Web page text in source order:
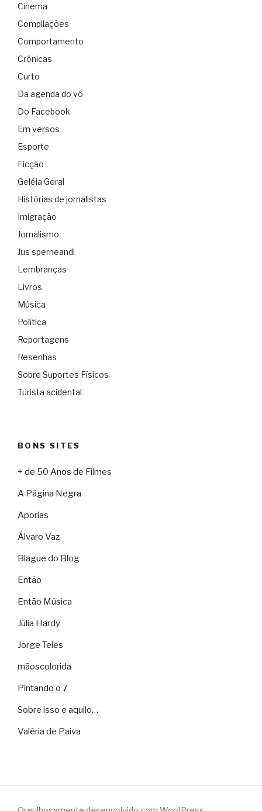
Cinema
Compilações
Comportamento
Crônicas
Curto
Da agenda do vô
Do Facebook
Em versos
Esporte
Ficção
Geléia Geral
Histórias de jornalistas
Imigração
Jornalismo
Jus sperneandi
Lembranças
Livros
Música
Política
Reportagens
Resenhas
Sobre Suportes Físicos
Turista acidental
BONS SITES
+ de 50 Anos de Filmes
A Página Negra
Aporias
Álvaro Vaz
Blague do Blog
Então
Então Música
Júlia Hardy
Jorge Teles
mãoscolorida
Pintando o 7
Sobre isso e aquilo…
Valéria de Paiva